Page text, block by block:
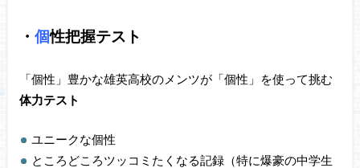
・ 個性把握テスト
「個性」豊かな雄英高校のメンツが「個性」を使って挑む
体力テスト
ユニークな個性
ところどころツッコミたくなる記録（特に爆豪の中学生